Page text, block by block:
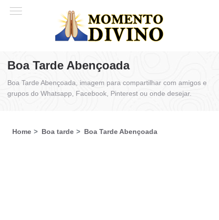
Boa Tarde Abençoada
Boa Tarde Abençoada, imagem para compartilhar com amigos e
grupos do Whatsapp, Facebook, Pinterest ou onde desejar.
Home Boa tarde Boa Tarde Abençoada